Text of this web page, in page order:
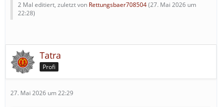
2 Mal editiert, zuletzt von Rettungsbaer708504(27. Mai 2026 um
22:28)
Tatra
Profi
27. Mai 2026 um 22:29